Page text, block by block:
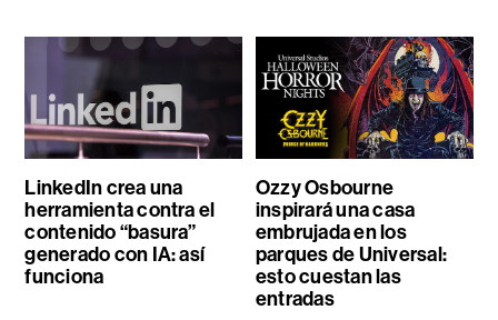
LinkedIn crea una
herramienta contra el
contenido “basura”
generado con IA: así
funciona
Ozzy Osbourne
inspirará una casa
embrujada en los
parques de Universal:
esto cuestan las
entradas